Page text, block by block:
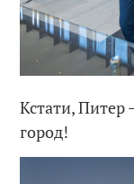
Кстати,
город!